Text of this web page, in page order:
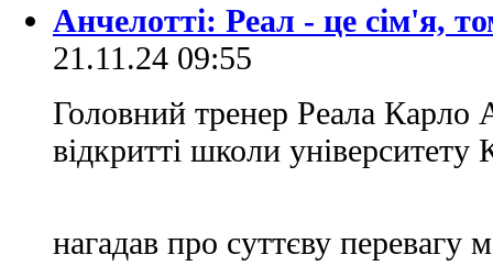
Анчелотті: Реал - це сім'я,
21.11.24 09:55
Головний тренер Реала Карло
відкритті школи університету
нагадав про суттєву перевагу